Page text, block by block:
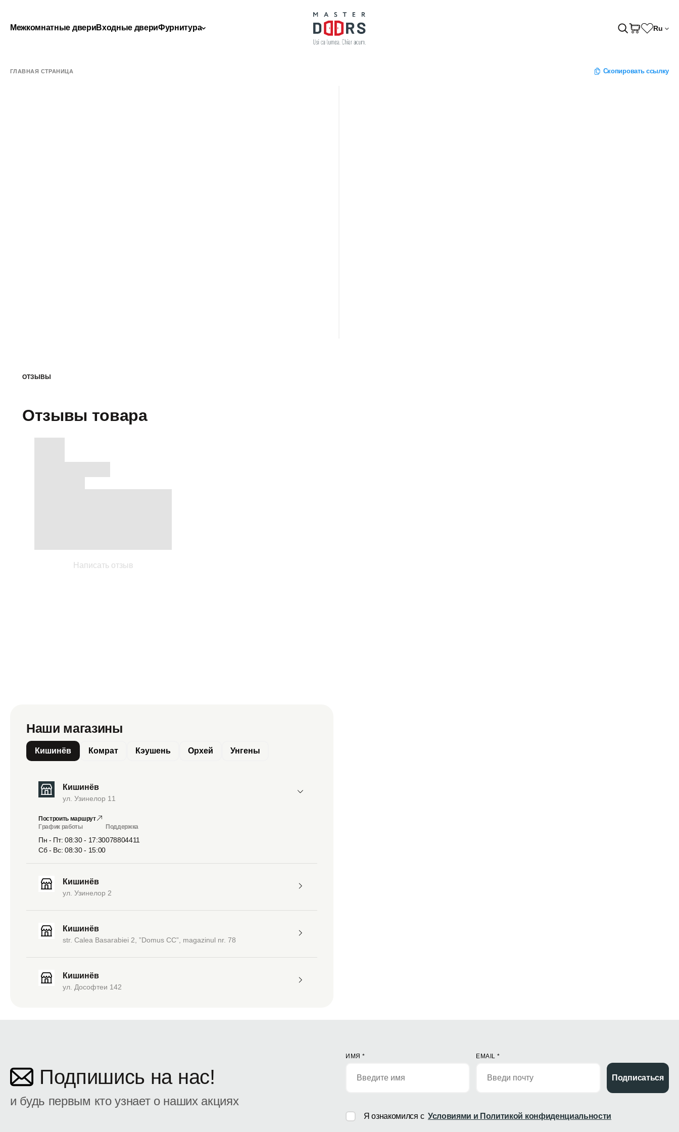
Межкомнатные двериВходные двериФурнитура Ru
ГЛАВНАЯ СТРАНИЦА Скопировать ссылку
ОТЗЫВЫ
Отзывы товара
Написать отзыв
Наши магазины
Кишинёв Комрат Кэушень Орхей Унгены
Кишинёв
ул. Узинелор 11
Построить маршрут
График работы
Пн - Пт: 08:30 - 17:30
Сб - Вс: 08:30 - 15:00
Поддержка
078804411
Кишинёв
ул. Узинелор 2
Кишинёв
str. Calea Basarabiei 2, ”Domus CC”, magazinul nr. 78
Кишинёв
ул. Дософтеи 142
Подпишись на нас!
и будь первым кто узнает о наших акциях
ИМЯ * EMAIL*
Подписаться
Я ознакомился с Условиями и Политикой конфиденциальности